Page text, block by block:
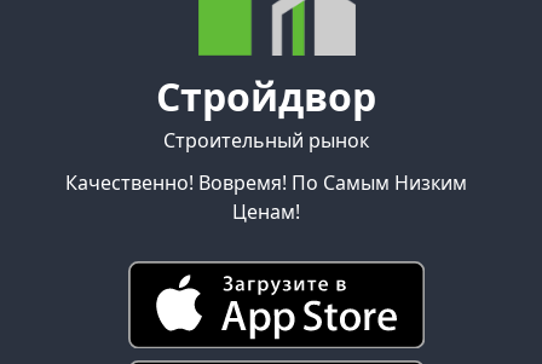
Стройдвор
Строительный рынок
Качественно! Вовремя! По Самым Низким
Ценам!